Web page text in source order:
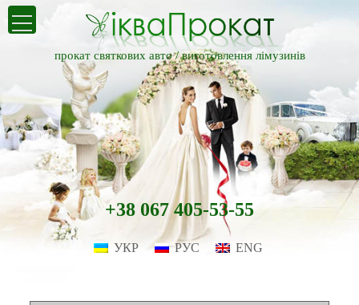
прокат святкових авто /виготовлення лімузинів
+38 067 405-53-55
УКР РУС ENG